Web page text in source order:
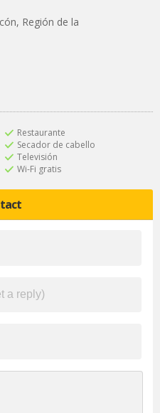
, Región de la
Restaurante
Secador de cabello
Televisión
Wi-Fi gratis